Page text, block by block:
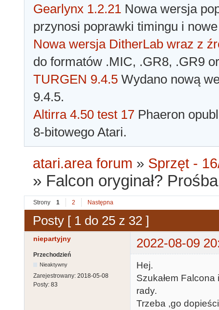
Gearlynx 1.2.21 Nowa wersja
przynosi poprawki timingu i
Nowa wersja DitherLab wraz z
do formatów .MIC, .GR8, .GR9
TURGEN 9.4.5 Wydano nową
9.4.5.
Altirra 4.50 test 17 Phaeron
8-bitowego Atari.
atari.area forum » Sprzęt -
» Falcon oryginał?
Strony 1 2 Następna
Posty [ 1 do 25 z 32 ]
niepartyjny 2022-08-09
Przechodzień
Nieaktywny
Zarejestrowany: 2018-05-08
Posty: 83
Hej.
Szukałem
rady.
Trzeba ,go